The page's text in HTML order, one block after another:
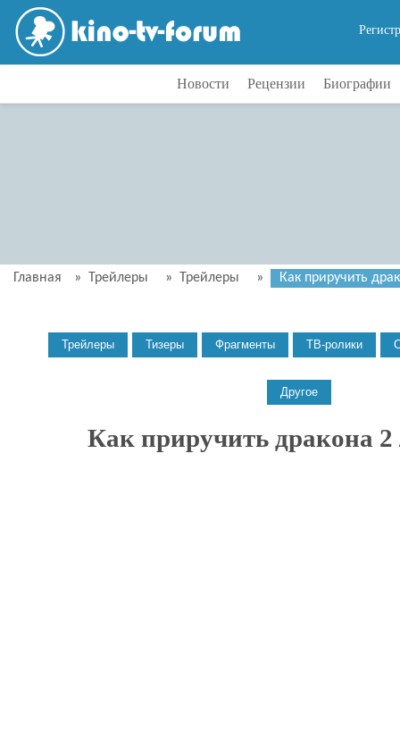
Новости Рецензии Биографии
Главная » Трейлеры » Трейлеры » Как приручить
Как приручить дракона 2